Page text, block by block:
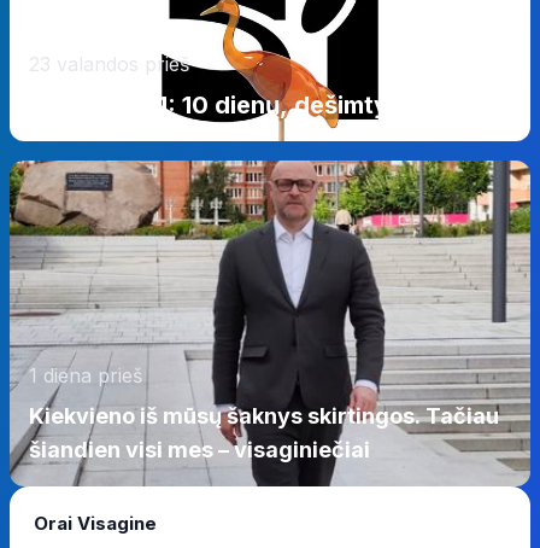
23 valandos prieš
Visaginui 51: 10 dienų, dešimtys renginių
1 diena prieš
Kiekvieno iš mūsų šaknys skirtingos. Tačiau
šiandien visi mes – visaginiečiai
Orai Visagine